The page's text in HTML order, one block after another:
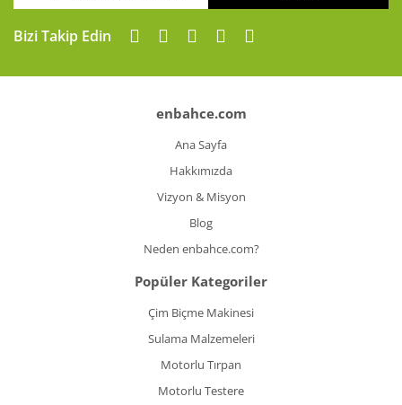
Gönder
Bizi Takip Edin
enbahce.com
Ana Sayfa
Hakkımızda
Vizyon & Misyon
Blog
Neden enbahce.com?
Popüler Kategoriler
Çim Biçme Makinesi
Sulama Malzemeleri
Motorlu Tırpan
Motorlu Testere